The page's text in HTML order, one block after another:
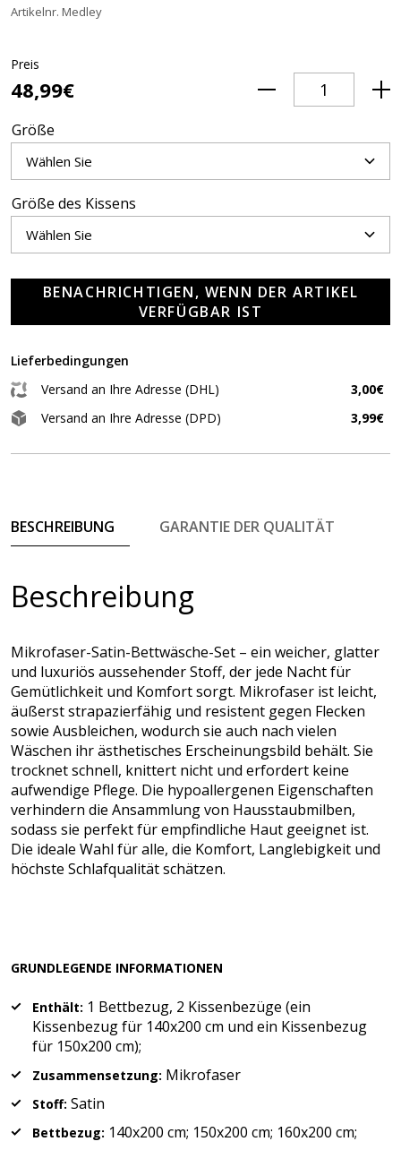
Artikelnr. Medley
Preis
48,99€
Größe
Größe des Kissens
BENACHRICHTIGEN, WENN DER ARTIKEL
VERFÜGBAR IST
Lieferbedingungen
Versand an Ihre Adresse (DHL)
3,00€
Versand an Ihre Adresse (DPD)
3,99€
BESCHREIBUNG GARANTIE DER QUALITÄT
Beschreibung
Mikrofaser-Satin-Bettwäsche-Set – ein weicher, glatter
und luxuriös aussehender Stoff, der jede Nacht für
Gemütlichkeit und Komfort sorgt. Mikrofaser ist leicht,
äußerst strapazierfähig und resistent gegen Flecken
sowie Ausbleichen, wodurch sie auch nach vielen
Wäschen ihr ästhetisches Erscheinungsbild behält. Sie
trocknet schnell, knittert nicht und erfordert keine
aufwendige Pflege. Die hypoallergenen Eigenschaften
verhindern die Ansammlung von Hausstaubmilben,
sodass sie perfekt für empfindliche Haut geeignet ist.
Die ideale Wahl für alle, die Komfort, Langlebigkeit und
höchste Schlafqualität schätzen.
GRUNDLEGENDE INFORMATIONEN
Enthält: 1 Bettbezug, 2 Kissenbezüge (ein
Kissenbezug für 140x200 cm und ein Kissenbezug
für 150x200 cm);
Zusammensetzung: Mikrofaser
Stoff: Satin
Bettbezug: 140x200 cm; 150x200 cm; 160x200 cm;